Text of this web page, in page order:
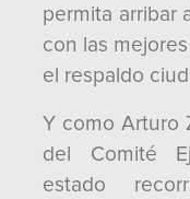
permita arribar
con las
el respaldo
Y como Arturo
del Comité
estado